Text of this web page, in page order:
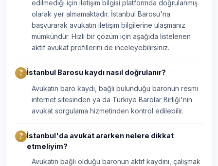
edilmediği için iletişim bilgisi platformda doğrulanmış
olarak yer almamaktadır. İstanbul Barosu'na
başvurarak avukatın iletişim bilgilerine ulaşmanız
mümkündür. Hızlı bir çözüm için aşağıda listelenen
aktif avukat profillerini de inceleyebilirsiniz.
İstanbul Barosu kaydı nasıl doğrulanır?
Avukatın baro kaydı, bağlı bulunduğu baronun resmi
internet sitesinden ya da Türkiye Barolar Birliği'nin
avukat sorgulama hizmetinden kontrol edilebilir.
İstanbul'da avukat ararken nelere dikkat
etmeliyim?
Avukatın bağlı olduğu baronun aktif kaydını, çalışmak